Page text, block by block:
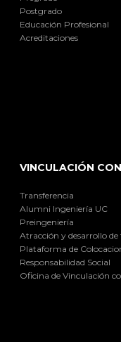
Postgrado
Educación Profesional
Acreditaciones
VINCULACIÓN
Transferencia
Alumni Ingeniería UC
Preingeniería
Atracción y desarrollo
Plataforma de
Responsabilidad Social
Oficina de Vinculación